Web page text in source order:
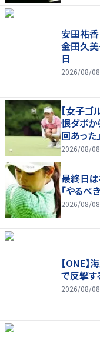
安田祐
金田久
日
2026/08/
【女子
恨ダボか
回あった」
2026/08/
最終日
「やるべ
2026/08/
【ONE】
で反撃す
2026/08/